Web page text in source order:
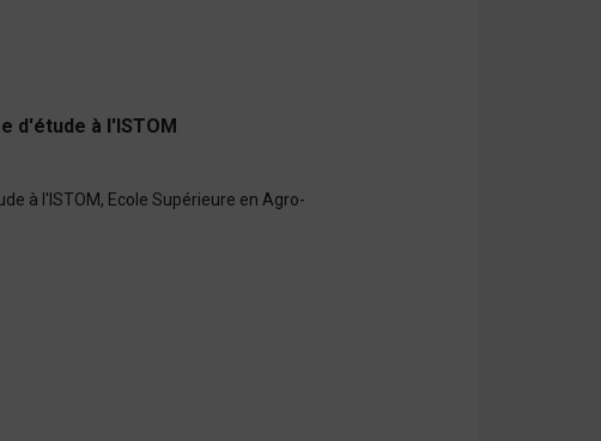
d'étude à l'ISTOM
à l'ISTOM, Ecole Supérieure en Agro-